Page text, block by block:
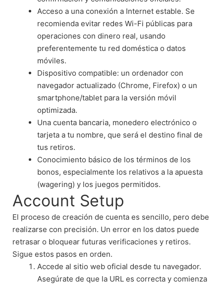
Acceso a una conexión a Internet estable. Se
recomienda evitar redes Wi-Fi públicas para
operaciones con dinero real, usando
preferentemente tu red doméstica o datos
móviles.
Dispositivo compatible: un ordenador con
navegador actualizado (Chrome, Firefox) o un
smartphone/tablet para la versión móvil
optimizada.
Una cuenta bancaria, monedero electrónico o
tarjeta a tu nombre, que será el destino final de
tus retiros.
Conocimiento básico de los términos de los
bonos, especialmente los relativos a la apuesta
(wagering) y los juegos permitidos.
Account Setup
El proceso de creación de cuenta es sencillo, pero debe
realizarse con precisión. Un error en los datos puede
retrasar o bloquear futuras verificaciones y retiros.
Sigue estos pasos en orden.
Accede al sitio web oficial desde tu navegador.
Asegúrate de que la URL es correcta y comienza